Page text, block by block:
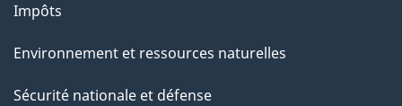
e
Impôts
Environnement et ressources naturelles
Sécurité nationale et défense